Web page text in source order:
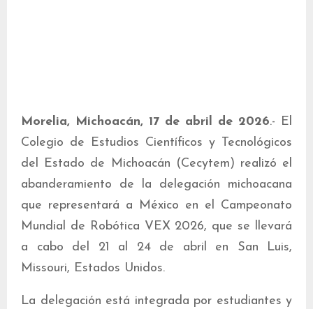
Morelia, Michoacán, 17 de abril de 2026.- El
Colegio de Estudios Científicos y Tecnológicos
del Estado de Michoacán (Cecytem) realizó el
abanderamiento de la delegación michoacana
que representará a México en el Campeonato
Mundial de Robótica VEX 2026, que se llevará
a cabo del 21 al 24 de abril en San Luis,
Missouri, Estados Unidos.
La delegación está integrada por estudiantes y